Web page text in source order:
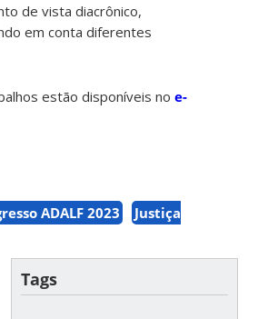
de vista diacrônico,
em conta diferentes
estão disponíveis noe-
ADALF 2023
Justiça
Tags